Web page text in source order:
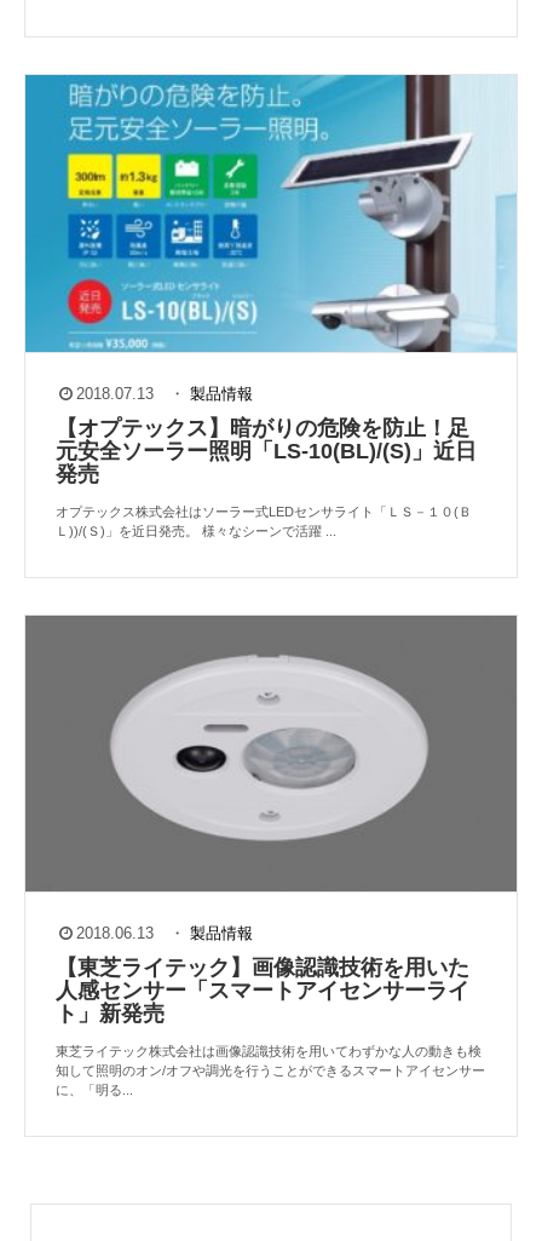
2018.07.13 ・ 製品情報
【オプテックス】暗がりの危険を防止！足
元安全ソーラー照明「LS-10(BL)/(S)」近日
発売
オプテックス株式会社はソーラー式LEDセンサライト「ＬＳ－１０(Ｂ
Ｌ))/(Ｓ)」を近日発売。 様々なシーンで活躍 ...
2018.06.13 ・ 製品情報
【東芝ライテック】画像認識技術を用いた
人感センサー「スマートアイセンサーライ
ト」新発売
東芝ライテック株式会社は画像認識技術を用いてわずかな人の動きも検
知して照明のオン/オフや調光を行うことができるスマートアイセンサー
に、「明る...